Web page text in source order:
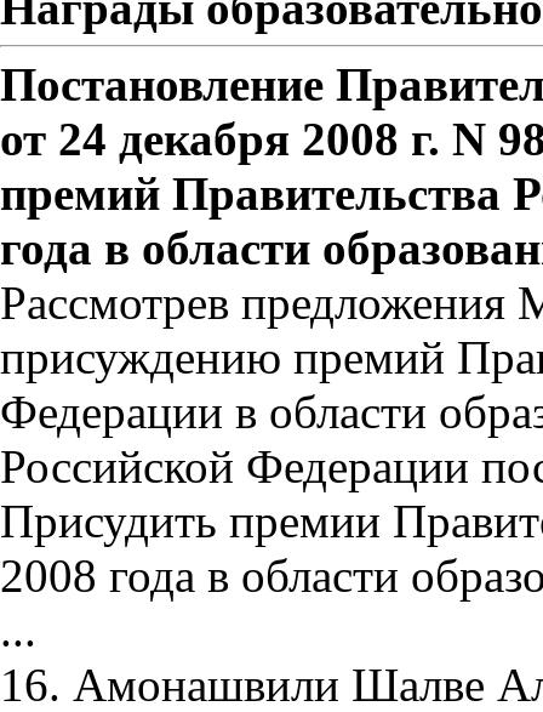
Постановление
от 24 декабря 2008 г. N
премий Правительства
года в области
Рассмотрев предложения
присуждению премий
Федерации в области
Российской Федерации
Присудить премии
2008 года в области
...
16. Амонашвили Шалве